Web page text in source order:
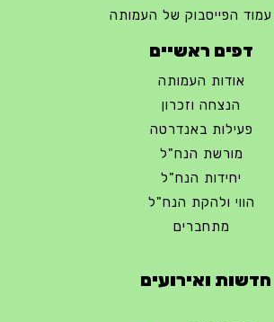
עמוד הפייסבוק של העמותה
דפים ראשיים
אודות העמותה
הנצחה וזכרון
פעילות באנדרטה
מורשת הנח"ל
יחידות הנח"ל
הווי ולהקת הנח"ל
מתחברים
חדשות ואירועים